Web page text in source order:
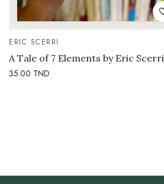
ERIC SCERRI
A Tale of 7 Elements by Eric Scerri
35.00 TND